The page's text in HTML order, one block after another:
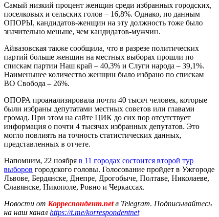
Самый низкий процент женщин среди избранных городских,
поселковых и сельских голов – 16,8%. Однако, по данным
ОПОРЫ, кандидатов-женщин на эту должность тоже было
значительно меньше, чем кандидатов-мужчин.
Айвазовская также сообщила, что в разрезе политических
партий больше женщин на местных выборах прошли по
спискам партии Наш край – 40,3% и Слуги народа – 39,1%.
Наименьшее количество женщин было избрано по спискам
ВО Свобода – 26%.
ОПОРА проанализировала почти 40 тысяч человек, которые
были избраны депутатами местных советов или главами
громад. При этом на сайте ЦИК до сих пор отсутствует
информация о почти 4 тысячах избранных депутатов. Это
могло повлиять на точность статистических данных,
представленных в отчете.
Напомним, 22 ноября в 11 городах состоится второй тур
выборов городского головы. Голосование пройдет в Ужгороде
Львове, Бердянске, Днепре, Дрогобыче, Полтаве, Николаеве,
Славянске, Никополе, Ровно и Черкассах.
Новости от Корреспондент.netв Telegram. Подписывайтесь
на наш канал https://t.me/korrespondentnet